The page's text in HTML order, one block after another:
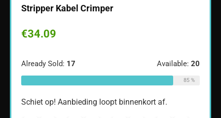
Stripper Kabel Crimper
€34.09
Already Sold: 17 Available: 20
85 %
Schiet op! Aanbieding loopt binnenkort af.